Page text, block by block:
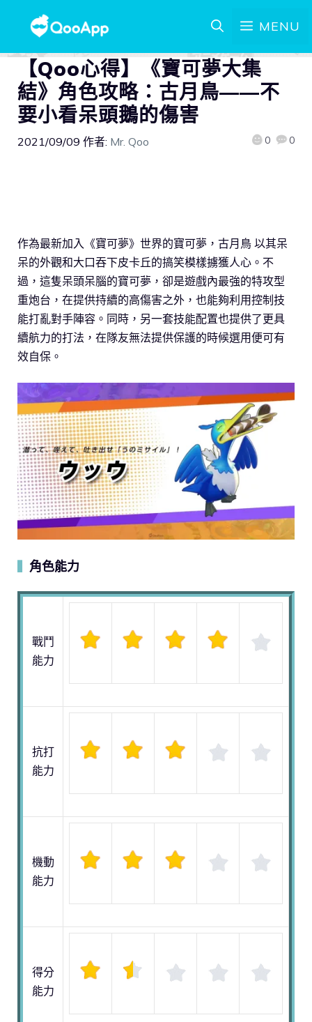
MENU
【Qoo心得】《寶可夢大集
結》角色攻略：古月鳥——不
要小看呆頭鵝的傷害
2021/09/09 作者: Mr. Qoo 0 0
作為最新加入《寶可夢》世界的寶可夢，古月鳥 以其呆
呆的外觀和大口吞下皮卡丘的搞笑模樣擄獲人心。不
過，這隻呆頭呆腦的寶可夢，卻是遊戲內最強的特攻型
重炮台，在提供持續的高傷害之外，也能夠利用控制技
能打亂對手陣容。同時，另一套技能配置也提供了更具
續航力的打法，在隊友無法提供保護的時候選用便可有
效自保。
角色能力
戰鬥
能力
抗打
能力
機動
能力
得分
能力